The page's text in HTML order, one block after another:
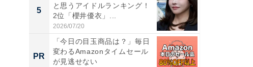
5
と思うアイドルランキング！
2位「櫻井優衣」...
2026/07/20
PR
「今日の目玉商品は？」毎日
変わるAmazonタイムセール
が見逃せない